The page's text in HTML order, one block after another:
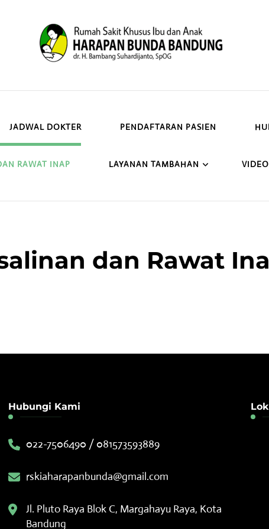
JADWAL DOKTER PENDAFTARAN PASIEN
RAWAT INAP LAYANAN TAMBAHAN
dan Rawat
Hubungi Kami
022-7506490 / 081573593889
rskiaharapanbunda@gmail.com
Jl. Pluto Raya Blok C, Margahayu Raya, Kota
Bandung